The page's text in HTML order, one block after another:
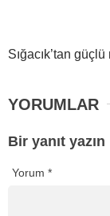
Sığacık’tan
YORUMLAR
Bir yanıt yazın
Yorum *